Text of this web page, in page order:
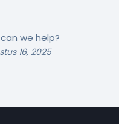
we help?
16, 2025